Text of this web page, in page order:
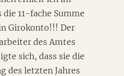
die 11-fache Summe
Girokonto!!! Der
des Amtes
sich, dass sie die
des letzten Jahres